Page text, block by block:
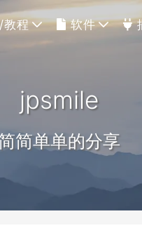
程 软件
jpsmile
简单单的分享